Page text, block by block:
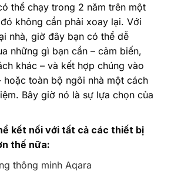
thể chạy trong 2 năm trên một
không cần phải xoay lại. Với
nhà, giờ đây bạn có thể dễ
những gì bạn cần – cảm biến,
khác – và kết hợp chúng vào
hoặc toàn bộ ngôi nhà một cách
Bây giờ nó là sự lựa chọn của
kết nối với tất cả các thiết bị
thế nữa:‎
thông minh Aqara‎